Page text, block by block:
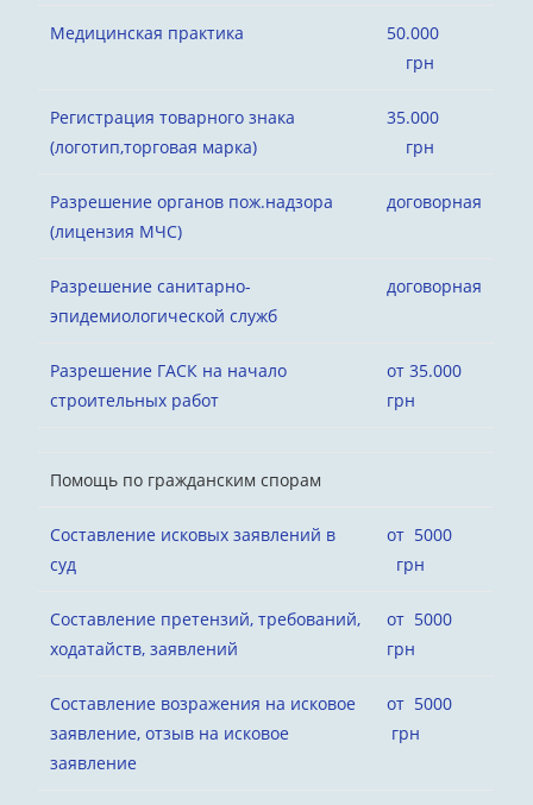
Медицинская практика
50.000
грн
Регистрация товарного знака
(логотип,торговая марка)
35.000
грн
Разрешение органов пож.надзора
(лицензия МЧС)
договорная
Разрешение санитарно-
эпидемиологической служб
договорная
Разрешение ГАСК на начало
строительных работ
от 35.000
грн
Помощь по гражданским спорам
Составление исковых заявлений в
суд
от 5000
грн
Составление претензий, требований,
ходатайств, заявлений
от 5000
грн
Составление возражения на исковое
заявление, отзыв на исковое
заявление
от 5000
грн